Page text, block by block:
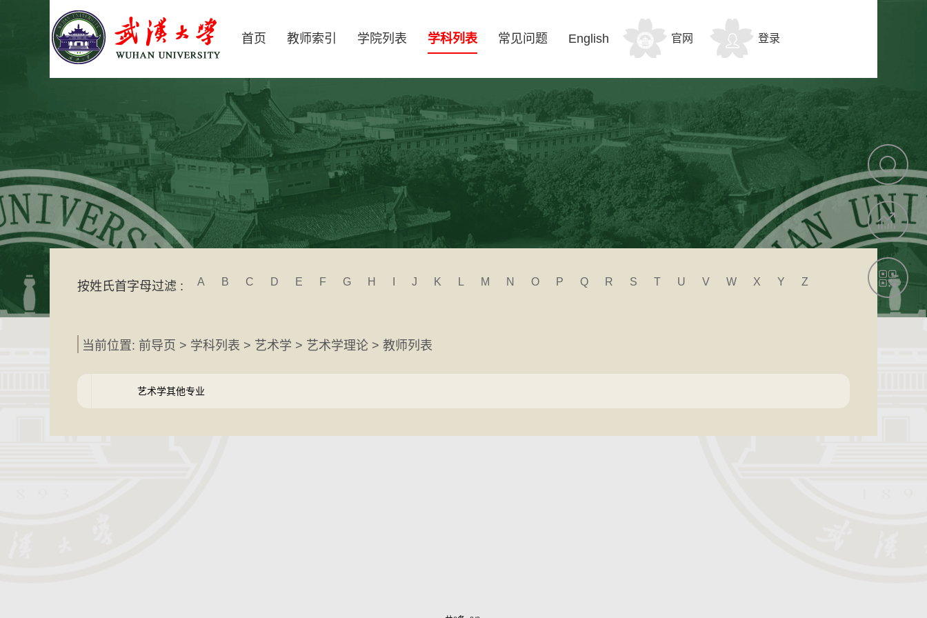
首页 教师索引 学院列表 学科列表 常见问题 English 官网 登录
按姓氏首字母过滤 : A B C D E F G H J K L M N O P Q R S T U V W X Y Z
当前位置: 前导页 > 学科列表 > 艺术学 > 艺术学理论 > 教师列表
艺术学其他专业